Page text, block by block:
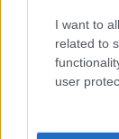
I want to
related to
user